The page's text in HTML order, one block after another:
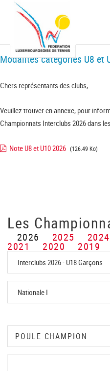
Modalités catégories U8 et
Chers représentants des clubs,
Veuillez trouver en annexe, pour
Championnats Interclubs 2026 dans
Note U8 et U10 2026 (126.49 Ko)
Les
2026 2025 2024
2021 2020 2019